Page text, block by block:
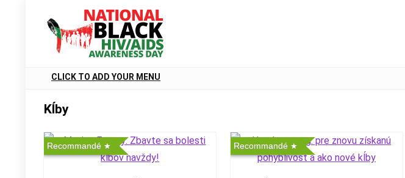
CLICK TO ADD YOUR MENU
Kĺby
Recommandé Recommandé